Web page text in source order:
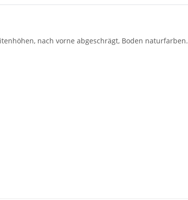
nach vorne abgeschrägt, Boden naturfarben.